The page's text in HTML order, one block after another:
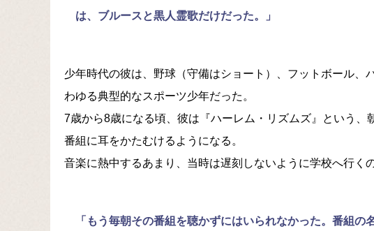
は、ブルースと黒人霊歌だけだった。」
少年時代の彼は、野球（守備はショート）、フットボール、
わゆる典型的なスポーツ少年だった。
7歳から8歳になる頃、彼は『ハーレム・リズムズ』という、
番組に耳をかたむけるようになる。
音楽に熱中するあまり、当時は遅刻しないように学校へ行く
「もう毎朝その番組を聴かずにはいられなかった。番組